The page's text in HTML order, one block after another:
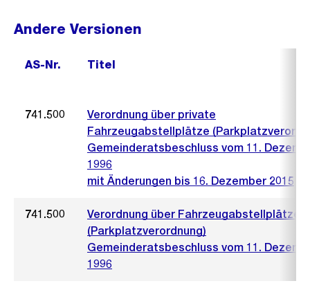
Andere Versionen
AS-Nr. Titel
741.500
Verordnung über private
Fahrzeugabstellplätze
Gemeinderatsbeschluss vom 11.
1996
mit Änderungen bis 16. Dezember 2015
741.500
Verordnung über Fahrzeugabstellplätze
(Parkplatzverordnung)
Gemeinderatsbeschluss vom 11.
1996